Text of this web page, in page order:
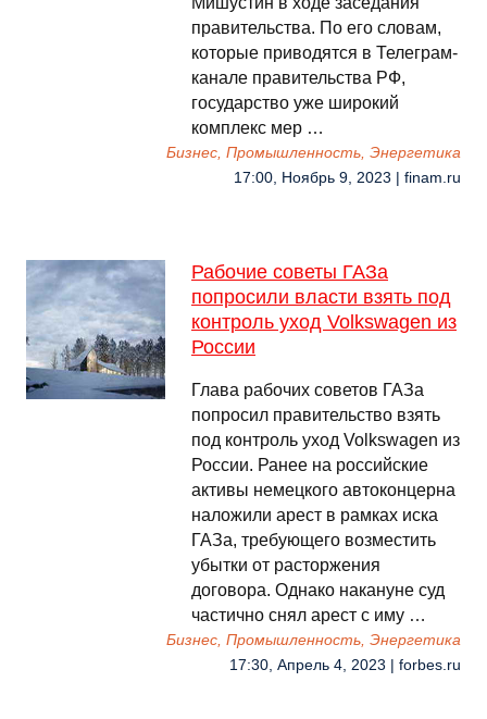
правительства. По его словам,
которые приводятся в Телеграм-
канале правительства РФ,
государство уже широкий
комплекс мер …
Бизнес, Промышленность, Энергетика
17:00, Ноябрь 9, 2023 | finam.ru
Рабочие советы ГАЗа
попросили власти взять под
контроль уход Volkswagen из
России
Глава рабочих советов ГАЗа
попросил правительство взять
под контроль уход Volkswagen из
России. Ранее на российские
активы немецкого автоконцерна
наложили арест в рамках иска
ГАЗа, требующего возместить
убытки от расторжения
договора. Однако накануне суд
частично снял арест с иму …
Бизнес, Промышленность, Энергетика
17:30, Апрель 4, 2023 | forbes.ru